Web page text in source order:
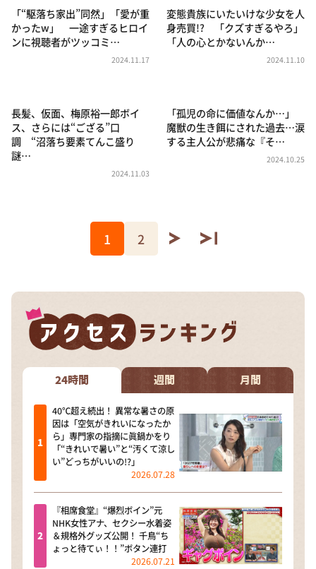
「“駆落ち家出”同然」「愛が重
かったw」 一途すぎるヒロイ
ンに視聴者がツッコミ…
2024.11.17
変態貴族にいたいけな少女を人
身売買!? 「クズすぎるやろ」
「人の心とかないんか…
2024.11.10
長髪、仮面、梅原裕一郎ボイ
ス、さらには“ござる”口
調 “沼落ち要素てんこ盛り
謎…
2024.11.03
「孤児の命に価値なんか…」
魔獣の生き餌にされた過去…涙
する主人公が悲痛な『そ…
2024.10.25
1 2
24時間 週間 月間
40℃超え続出！ 異常な暑さの原
因は「空気がきれいになったか
ら」専門家の指摘に眞鍋かをり
「“きれいで暑い”と“汚くて涼し
い”どっちがいいの!?」
2026.07.28
『相席食堂』“爆烈ボイン”元
NHK女性アナ、セクシー水着姿
＆規格外グッズ公開！ 千鳥“ち
ょっと待てぃ！！”ボタン連打
2026.07.21